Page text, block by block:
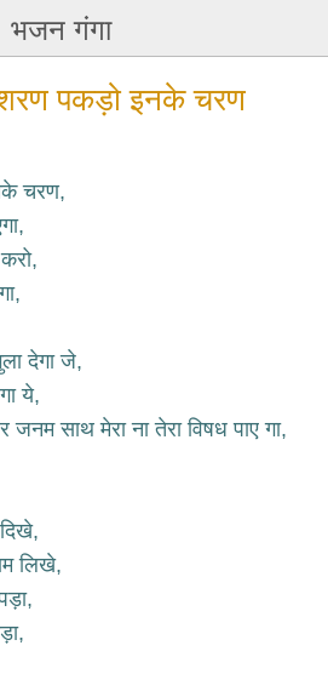
भजन गंगा
पकड़ो इनके चरण
चरण,
देगा जे,
ये,
साथ मेरा ना तेरा विषध पाए गा,
लिखे,